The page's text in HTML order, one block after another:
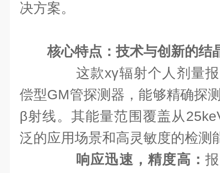
决方案。
核心特点：技术与创新的结
这款xγ辐射个人剂量报
偿型GM管探测器，能够精确探
β射线。其能量范围覆盖从
泛的应用场景和高灵敏度的检测
响应迅速，精度高：